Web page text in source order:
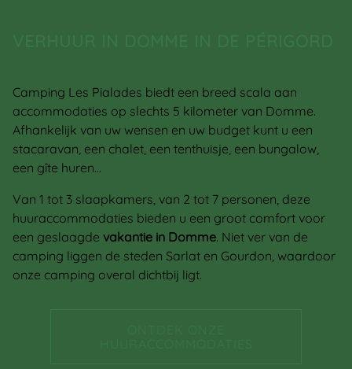
Camping Les Pialades biedt een breed scala aan
accommodaties op slechts 5 kilometer van Domme.
Afhankelijk van uw wensen en uw budget kunt u een
stacaravan, een chalet, een tenthuisje, een bungalow,
een gîte huren…
Van 1 tot 3 slaapkamers, van 2 tot 7 personen, deze
huuraccommodaties bieden u een groot comfort voor
een geslaagde vakantie in Domme. Niet ver van de
camping liggen de steden Sarlat en Gourdon, waardoor
onze camping overal dichtbij ligt.